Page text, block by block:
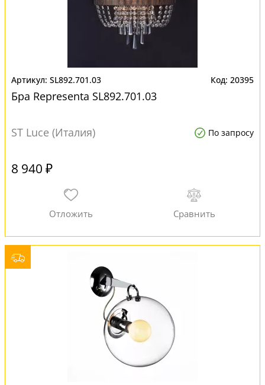
SL892.701.03 20395
Бра Representa SL892.701.03
ST Luce (Италия) По запросу
8 940 ₽